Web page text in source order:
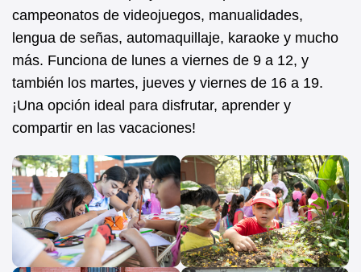
campeonatos de videojuegos, manualidades,
lengua de señas, automaquillaje, karaoke y mucho
más. Funciona de lunes a viernes de 9 a 12, y
también los martes, jueves y viernes de 16 a 19.
¡Una opción ideal para disfrutar, aprender y
compartir en las vacaciones!